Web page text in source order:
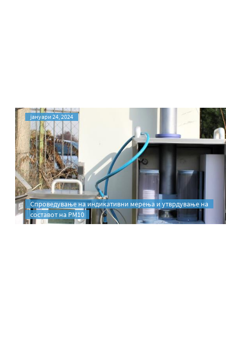
јануари 24, 2024
Спроведување на индикативни мерења и утврдување на
составот на PM10